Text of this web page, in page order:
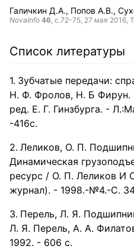
Галичкин Д.А. Попов А.В.
NovaInfo 46 , с.72-75, 27 мая 2016 ,
Список литературы
Зубчатые передачи:
Н. Ф. Фролов, Н. Б Фирун.
ред. Е. Г. Гинзбурга. -
-416с.
Леликов, О. П.
Динамическая
ресурс / О. П. Леликов И
журнал). - 1998.-№4.-С.
Перель, Л. Я.
Л. Я. Перель, А. А.
1992. - 606 с.